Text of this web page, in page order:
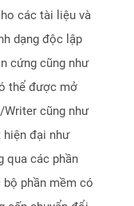
các tài liệu và
dạng độc lập
cứng cũng như
thể được mở
Writer cũng như
hiện đại như
qua các phần
phần mềm có